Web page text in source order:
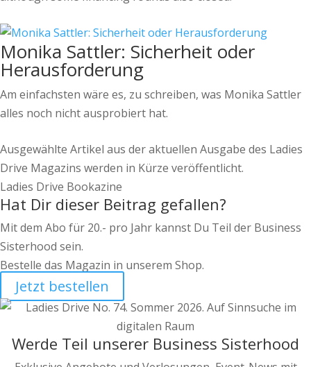
Monika Sattler: Sicherheit oder
Herausforderung
Am einfachsten wäre es, zu schreiben, was Monika Sattler
alles noch nicht ausprobiert hat.
Ausgewählte Artikel aus der aktuellen Ausgabe des Ladies
Drive Magazins werden in Kürze veröffentlicht.
Ladies Drive Bookazine
Hat Dir dieser Beitrag gefallen?
Mit dem Abo für 20.- pro Jahr kannst Du Teil der Business
Sisterhood sein.
Bestelle das Magazin in unserem Shop.
Jetzt bestellen
Werde Teil unserer Business Sisterhood